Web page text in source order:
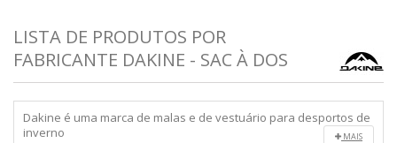
LISTA DE PRODUTOS POR
FABRICANTE DAKINE - SAC À DOS
Dakine é uma marca de malas e de vestuário para desportos de
inverno
MAIS